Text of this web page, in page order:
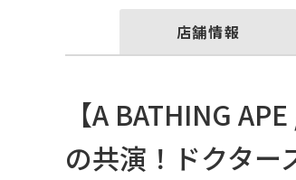
店舗情報
【A BATHING
の共演！ドクター